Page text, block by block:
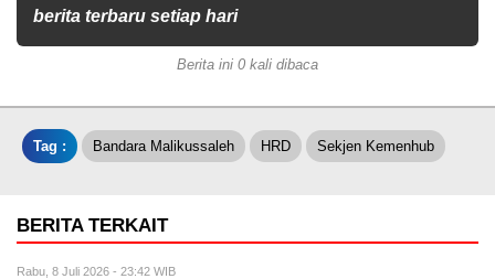
berita terbaru setiap hari
Berita ini 0 kali dibaca
Tag : Bandara Malikussaleh HRD Sekjen Kemenhub
BERITA TERKAIT
Rabu, 8 Juli 2026 - 23:42 WIB